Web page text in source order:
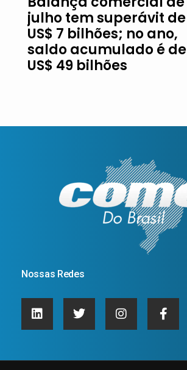
julho tem superávit de
US$ 7 bilhões; no ano,
saldo acumulado é de
US$ 49 bilhões
Nossas Redes